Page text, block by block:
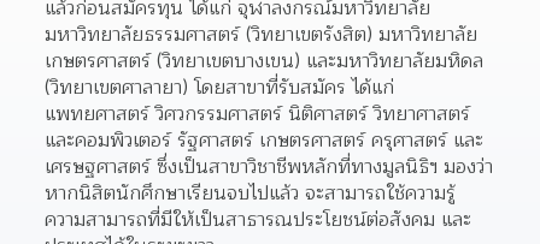
แล้วก่อนสมัครทุน ได้แก่ จุฬาลงกรณ์มหาวิทยาลัย
มหาวิทยาลัยธรรมศาสตร์ (วิทยาเขตรังสิต) มหาวิทยาลัย
เกษตรศาสตร์ (วิทยาเขตบางเขน) และมหาวิทยาลัยมหิดล
(วิทยาเขตศาลายา) โดยสาขาที่รับสมัคร ได้แก่
แพทยศาสตร์ วิศวกรรมศาสตร์ นิติศาสตร์ วิทยาศาสตร์
และคอมพิวเตอร์ รัฐศาสตร์ เกษตรศาสตร์ ครุศาสตร์ และ
เศรษฐศาสตร์ ซึ่งเป็นสาขาวิชาชีพหลักที่ทางมูลนิธิฯ มองว่า
หากนิสิตนักศึกษาเรียนจบไปแล้ว จะสามารถใช้ความรู้
ความสามารถที่มีให้เป็นสาธารณประโยชน์ต่อสังคม และ